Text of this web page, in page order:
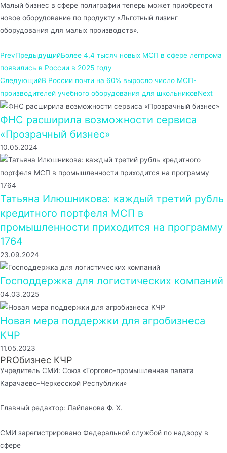
Малый бизнес в сфере полиграфии теперь может приобрести
новое оборудование по продукту «Льготный лизинг
оборудования для малых производств».
PrevПредыдущийБолее 4,4 тысяч новых МСП в сфере легпрома
появились в России в 2025 году
СледующийВ России почти на 60% выросло число МСП-
производителей учебного оборудования для школьниковNext
ФНС расширила возможности сервиса
«Прозрачный бизнес»
10.05.2024
Татьяна Илюшникова: каждый третий рубль
кредитного портфеля МСП в
промышленности приходится на программу
1764
23.09.2024
Господдержка для логистических компаний
04.03.2025
Новая мера поддержки для агробизнеса
КЧР
11.05.2023
PROбизнес КЧР
Учредитель СМИ: Союз «Торгово-промышленная палата
Карачаево-Черкесской Республики»
Главный редактор: Лайпанова Ф. Х.
СМИ зарегистрировано Федеральной службой по надзору в
сфере